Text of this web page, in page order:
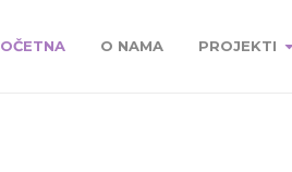
O NAMA PROJEKTI